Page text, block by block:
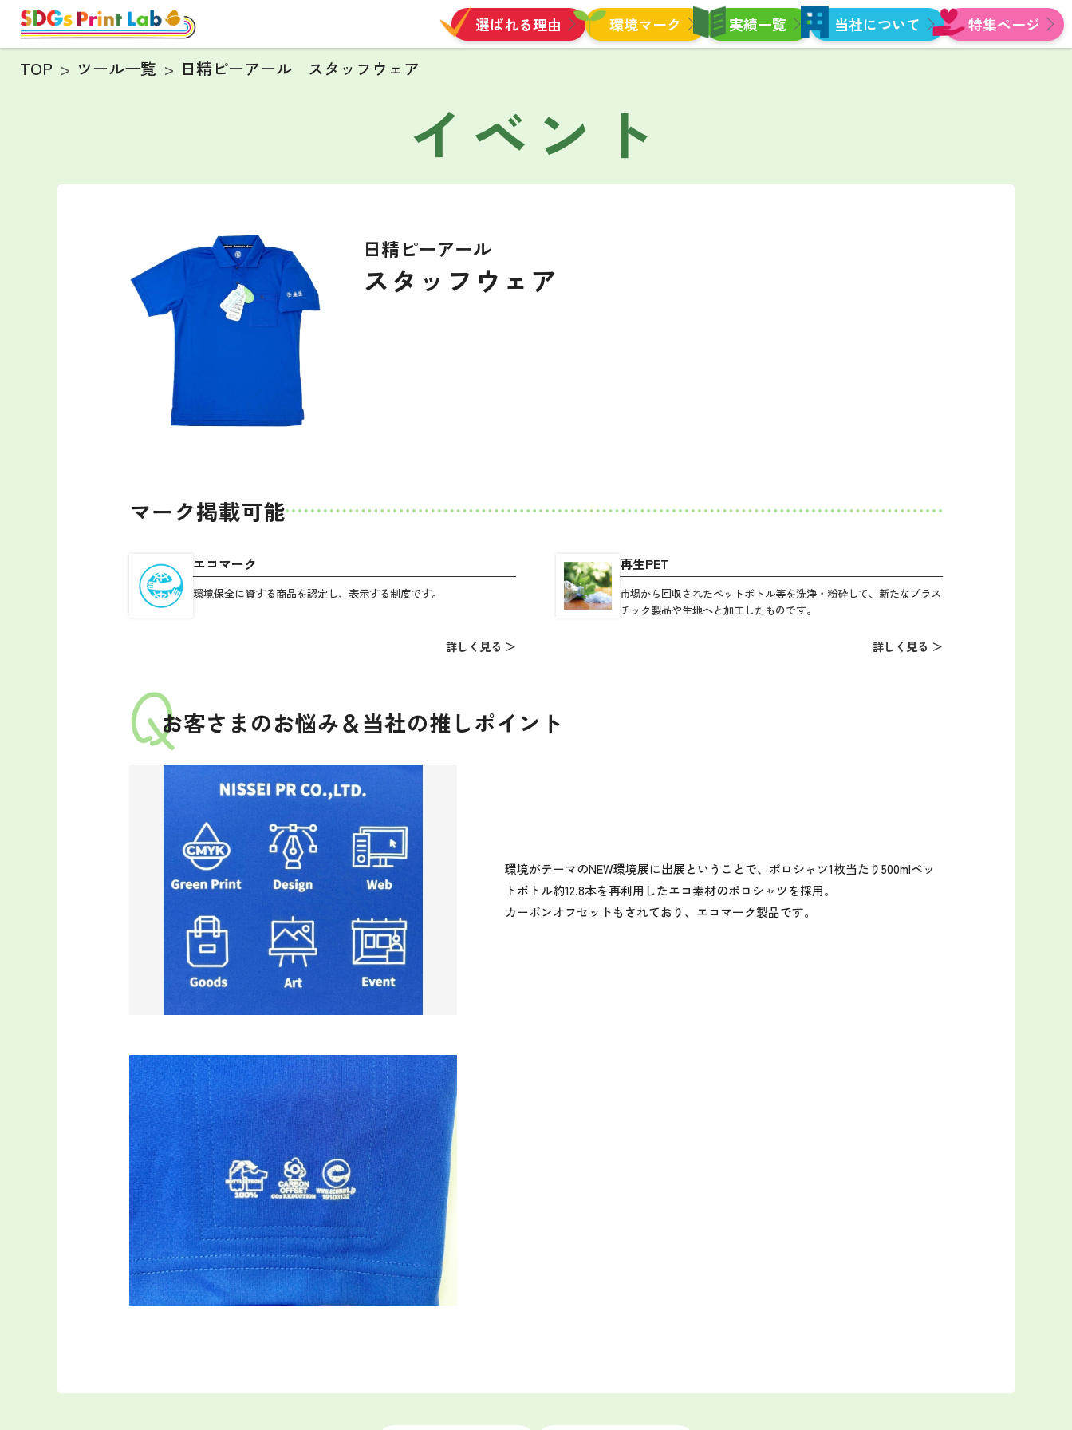
選ばれる理由 環境マーク 実績一覧 当社について 特集ページ
TOP ツール一覧 日精ピーアール スタッフウェア
イベント
日精ピーアール
スタッフウェア
マーク掲載可能
エコマーク
環境保全に資する商品を認定し、表示する制度です。
詳しく見る ＞
再生PET
市場から回収されたペットボトル等を洗浄・粉砕して、新たなプラス
チック製品や生地へと加工したものです。
詳しく見る ＞
お客さまのお悩み＆当社の推しポイント
環境がテーマのNEW環境展に出展ということで、ポロシャツ1枚当たり500mlペッ
トボトル約12.8本を再利用したエコ素材のポロシャツを採用。
カーボンオフセットもされており、エコマーク製品です。